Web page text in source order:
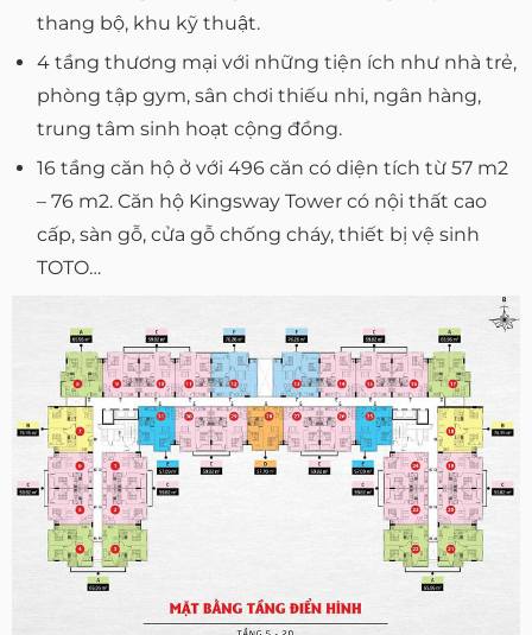
thang bộ, khu kỹ thuật.
4 tầng thương mại với những tiện ích như nhà trẻ,
phòng tập gym, sân chơi thiếu nhi, ngân hàng,
trung tâm sinh hoạt cộng đồng.
16 tầng căn hộ ở với 496 căn có diện tích từ 57 m2
– 76 m2. Căn hộ Kingsway Tower có nội thất cao
cấp, sàn gỗ, cửa gỗ chống cháy, thiết bị vệ sinh
TOTO…